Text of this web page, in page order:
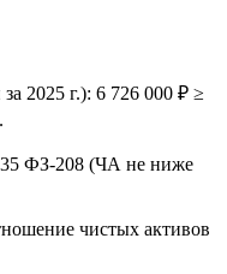
2025 г.): 6 726 000 ₽ ≥
35 ФЗ-208 (ЧА не ниже
чистых активов